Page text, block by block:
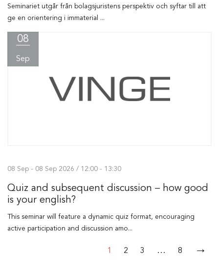
Seminariet utgår från bolagsjuristens perspektiv och syftar till att
ge en orientering i immaterial ...
08
Sep
08 Sep - 08 Sep 2026 / 12:00 - 13:30
Quiz and subsequent discussion – how good
is your english?
This seminar will feature a dynamic quiz format, encouraging
active participation and discussion amo...
1 2 3 … 8 →